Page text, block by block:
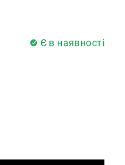
Є в наявності